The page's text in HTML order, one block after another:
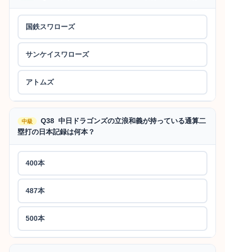
国鉄スワローズ
サンケイスワローズ
アトムズ
中級
Q38 中日ドラゴンズの立浪和義が持っている通算二
塁打の日本記録は何本？
400本
487本
500本